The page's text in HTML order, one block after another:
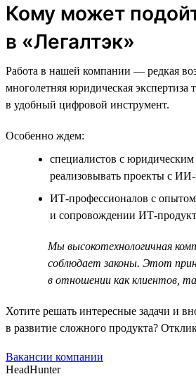
Кому может
в «Легалтэк»
Работа в нашей компании — редкая
многолетняя юридическая экспертиза
в удобный цифровой инструмент.
Особенно ждем:
специалистов с
реализовывать проекты с ИИ-
ИТ-профессионалов с опытом
и сопровождении ИТ-
Мы высокотехнологичная
соблюдает законы. Этот
в отношении как клиентов,
Хотите решать интересные задачи и
в развитие сложного продукта?
Вакансии компании
HeadHunter